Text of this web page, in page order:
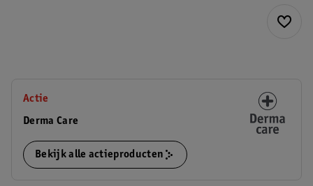
Actie
Derma Care
Bekijk alle actieproducten